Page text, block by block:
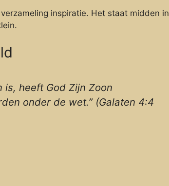
inspiratie. Het staat midden in
is, heeft God Zijn Zoon
onder de wet.” (Galaten 4:4